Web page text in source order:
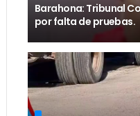
Barahona: Tribunal
por falta de pruebas.